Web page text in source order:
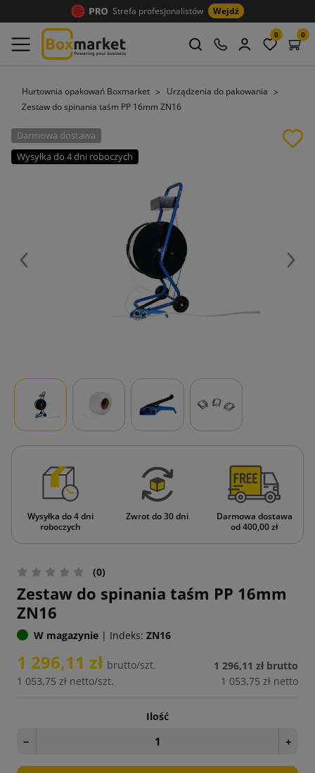
Strefa profesjonalistów Wejdź
0 0
Hurtownia opakowań Boxmarket
Urządzenia do pakowania
Zestaw do spinania taśm PP 16mm ZN16
Darmowa dostawa
Wysyłka do 4 dni roboczych
Poprzedni
Wysyłka do 4 dni
roboczych
Zwrot do 30 dni
Darmowa dostawa
od 400,00 zł
(0)
Zestaw do spinania taśm PP 16mm
ZN16
W magazynie | Indeks: ZN16
1 296,11 zł brutto/szt.
1 053,75 zł netto/szt.
1 296,11 zł brutto
1 053,75 zł netto
Ilość
− +